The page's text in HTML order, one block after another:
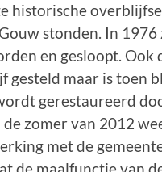
historische
stonden. In
en gesloopt. Ook
maar is toen
gerestaureerd
zomer van 2012
met de